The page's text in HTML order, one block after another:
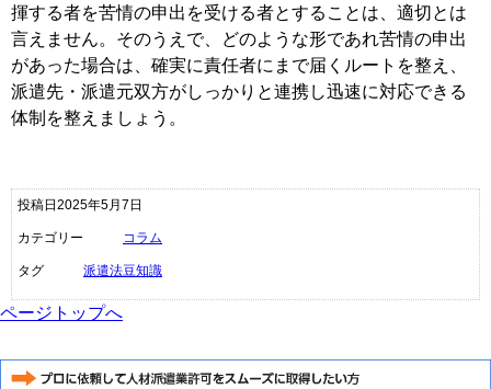
揮する者を苦情の申出を受ける者とすることは、適切とは
言えません。そのうえで、どのような形であれ苦情の申出
があった場合は、確実に責任者にまで届くルートを整え、
派遣先・派遣元双方がしっかりと連携し迅速に対応できる
体制を整えましょう。
投稿日2025年5月7日
カテゴリー コラム
タグ 派遣法豆知識
ページトップへ